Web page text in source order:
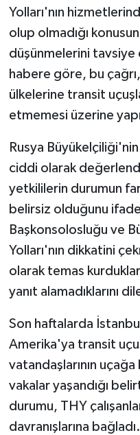
Yolları'nın
olup olmadığı
düşünmelerini tavsiye
habere göre, bu
ülkelerine transit
etmemesi üzerine
Rusya
ciddi olarak
yetkililerin durumun
belirsiz olduğunu
Başkonsolosluğu ve
Yolları'nın dikkatini
olarak temas
yanıt alamadıklarını
Son haftalarda
Amerika'ya transit
vatandaşlarının
vakalar yaşandığı
durumu, THY
davranışlarına bağladı.